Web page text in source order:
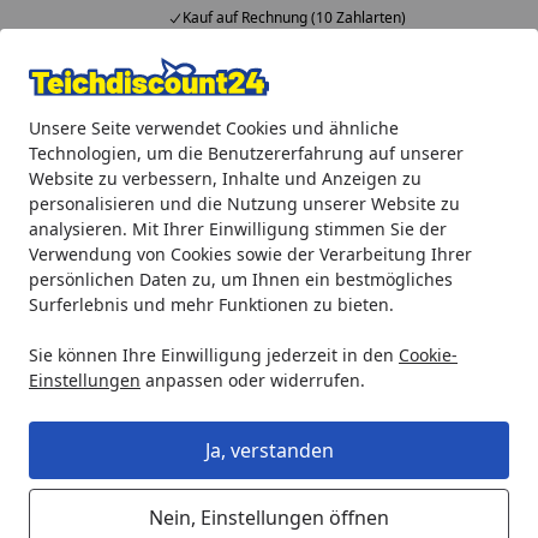
Unsere Seite verwendet Cookies und ähnliche
Technologien, um die Benutzererfahrung auf unserer
Website zu verbessern, Inhalte und Anzeigen zu
personalisieren und die Nutzung unserer Website zu
analysieren. Mit Ihrer Einwilligung stimmen Sie der
Verwendung von Cookies sowie der Verarbeitung Ihrer
persönlichen Daten zu, um Ihnen ein bestmögliches
Surferlebnis und mehr Funktionen zu bieten.
Sie können Ihre Einwilligung jederzeit in den Cookie-
Einstellungen anpassen oder widerrufen.
Ja, verstanden
Nein, Einstellungen öffnen
Kauf auf Rechnung (10 Zahlarten)
Alle Produkte
Mein Konto
Suchen
Startseite
Oase Ersatzteil Halter Reiniger für BioTec 90000 (45255)
Oase Ersatzteil Halter Reiniger für
BioTec 90000 (45255)